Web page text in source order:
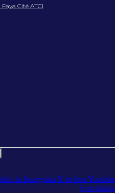
Cité ATCI
in Instagram X-twitterYoutube
Icon-tiktok